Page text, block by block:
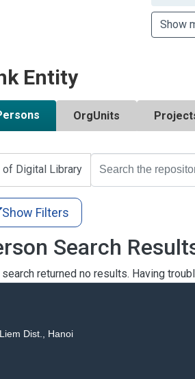
Show
Entity
OrgUnits
of Digital Library
Show Filters
Search
search returned no results. Having
Dist., Hanoi